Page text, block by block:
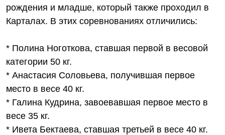
рождения и младше, который также проходил в
Карталах. В этих соревнованиях отличились:
* Полина Ноготкова, ставшая первой в весовой
категории 50 кг.
* Анастасия Соловьева, получившая первое
место в весе 40 кг.
* Галина Кудрина, завоевавшая первое место в
весе 35 кг.
* Ивета Бектаева, ставшая третьей в весе 40 кг.